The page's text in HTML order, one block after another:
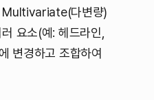
Multivariate(다변량)
요소(예: 헤드라인,
변경하고 조합하여